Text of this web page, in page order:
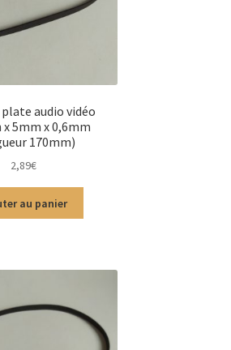
audio vidéo
5mm x 0,6mm
170mm)
2,89€
au panier